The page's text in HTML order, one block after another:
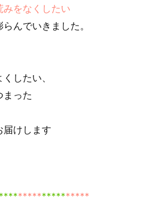
をなくしたい
んでいきました。
したい、
った
けします